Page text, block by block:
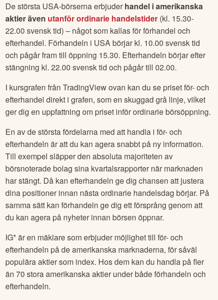
De största USA-börserna erbjuder handel i amerikanska
aktier även utanför ordinarie handelstider (kl. 15.30-
22.00 svensk tid) – något som kallas för förhandel och
efterhandel. Förhandeln i USA börjar kl. 10.00 svensk tid
och pågår fram till öppning 15.30. Efterhandeln börjar efter
stängning kl. 22.00 svensk tid och pågår till 02.00.
I kursgrafen från TradingView ovan kan du se priset för- och
efterhandel direkt i grafen, som en skuggad grå linje, vilket
ger dig en uppfattning om priset inför ordinarie börsöppning.
En av de största fördelarna med att handla i för- och
efterhandeln är att du kan agera snabbt på ny information.
Till exempel släpper den absoluta majoriteten av
börsnoterade bolag sina kvartalsrapporter när marknaden
har stängt. Då kan efterhandeln ge dig chansen att justera
dina positioner innan nästa ordinarie handelsdag börjar. På
samma sätt kan förhandeln ge dig ett försprång genom att
du kan agera på nyheter innan börsen öppnar.
IG* är en mäklare som erbjuder möjlighet till för- och
efterhandeln på de amerikanska marknaderna, för såväl
populära aktier som index. Hos dem kan du handla på fler
än 70 stora amerikanska aktier under både förhandeln och
efterhandeln.